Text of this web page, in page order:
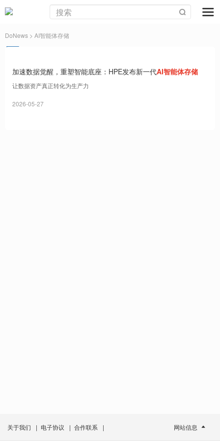
DoNews > AI智能体存储
加速数据觉醒，重塑智能底座：HPE发布新一代AI智能体存储
让数据资产真正转化为生产力
2026-05-27
关于我们 | 电子协议 | 合作联系 | 网站信息